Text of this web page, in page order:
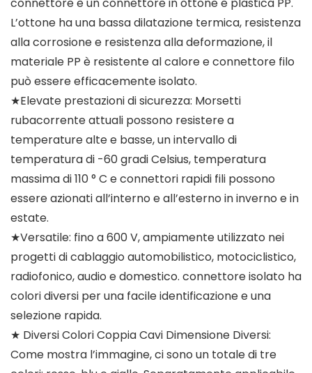
connettore è un connettore in ottone e plastica PP.
L’ottone ha una bassa dilatazione termica, resistenza
alla corrosione e resistenza alla deformazione, il
materiale PP è resistente al calore e connettore filo
può essere efficacemente isolato.
★Elevate prestazioni di sicurezza: Morsetti
rubacorrente attuali possono resistere a
temperature alte e basse, un intervallo di
temperatura di -60 gradi Celsius, temperatura
massima di 110 ° C e connettori rapidi fili possono
essere azionati all’interno e all’esterno in inverno e in
estate.
★Versatile: fino a 600 V, ampiamente utilizzato nei
progetti di cablaggio automobilistico, motociclistico,
radiofonico, audio e domestico. connettore isolato ha
colori diversi per una facile identificazione e una
selezione rapida.
★ Diversi Colori Coppia Cavi Dimensione Diversi:
Come mostra l’immagine, ci sono un totale di tre